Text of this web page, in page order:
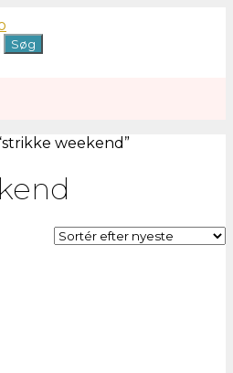
Søg
weekend”